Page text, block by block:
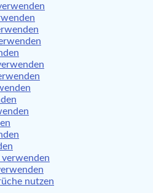
nutzen